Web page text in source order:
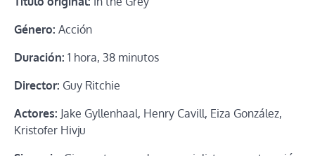
Género: Acción
Duración: 1 hora, 38 minutos
Director: Guy Ritchie
Actores: Jake Gyllenhaal, Henry Cavill, Eiza González,
Kristofer Hivju